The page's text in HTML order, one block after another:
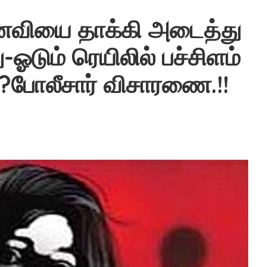
தாக்கி அடைத்து
ரெயிலில் பச்சிளம்
விசாரணை.!!